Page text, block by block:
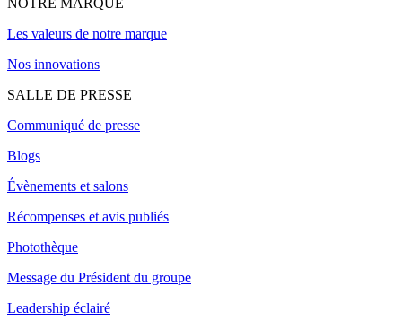
NOTRE MARQUE
Les valeurs de notre marque
Nos innovations
SALLE DE PRESSE
Communiqué de presse
Blogs
Évènements et salons
Récompenses et avis publiés
Photothèque
Message du Président du groupe
Leadership éclairé